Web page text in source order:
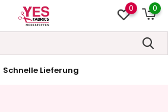
0 0
Qualität&Niedrige Preise